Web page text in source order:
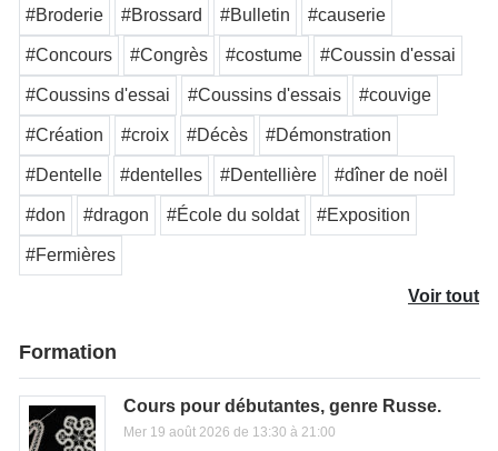
#Broderie #Brossard #Bulletin #causerie
#Concours #Congrès #costume #Coussin d'essai
#Coussins d'essai #Coussins d'essais #couvige
#Création #croix #Décès #Démonstration
#Dentelle #dentelles #Dentellière #dîner de noël
#don #dragon #École du soldat #Exposition
#Fermières
Voir tout
Formation
Cours pour débutantes, genre Russe.
Mer 19 août 2026 de 13:30 à 21:00